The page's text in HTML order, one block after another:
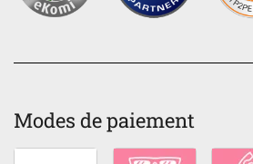
Modes de paiement